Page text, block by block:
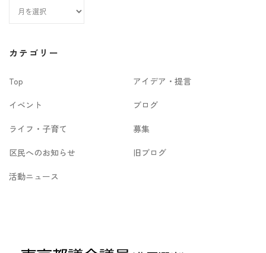
カ
ブ
カテゴリー
Top
アイデア・提言
イベント
ブログ
ライフ・子育て
募集
区民へのお知らせ
旧ブログ
活動ニュース